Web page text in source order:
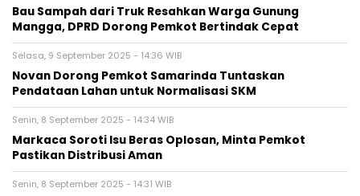
Bau Sampah dari Truk Resahkan Warga Gunung
Mangga, DPRD Dorong Pemkot Bertindak Cepat
Selasa, 9 September 2025 - 14:36 WIB
Novan Dorong Pemkot Samarinda Tuntaskan
Pendataan Lahan untuk Normalisasi SKM
Senin, 8 September 2025 - 14:34 WIB
Markaca Soroti Isu Beras Oplosan, Minta Pemkot
Pastikan Distribusi Aman
Senin, 8 September 2025 - 14:31 WIB